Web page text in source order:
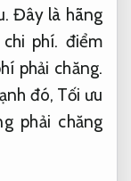
Đây là hãng
phí. điểm
phải chăng.
đó, Tối ưu
phải chăng